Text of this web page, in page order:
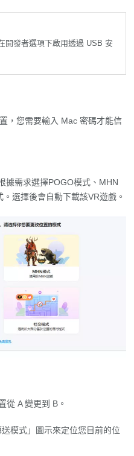
開發者選項下啟用透過 USB 安
，您需要輸入 Mac 密碼才能信
據需求選擇POGO模式、MHN
選擇後會自動下載該VR遊戲。
從 A 變更到 B。
模式」圖示來定位您目前的位